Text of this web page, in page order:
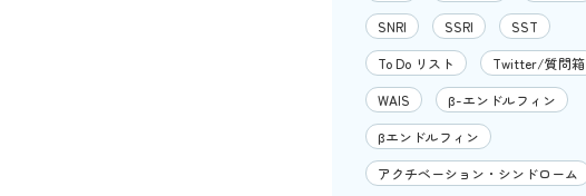
SNRI
SSRI
SST
To Do リスト
Twitter/質問箱
WAIS
β-エンドルフィン
βエンドルフィン
アクチベーション・シンドローム